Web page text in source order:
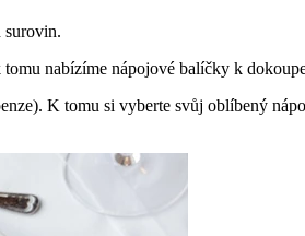
surovin.
nabízíme nápojové balíčky k
K tomu si vyberte svůj oblíbený